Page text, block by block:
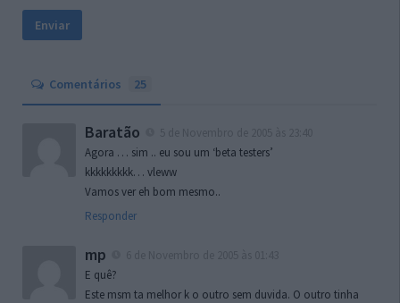
Comentários 25
Baratão
Agora … sim .. eu sou um ‘beta testers’
kkkkkkkkk… vleww
Vamos ver eh bom mesmo..
Responder
mp
E quê?
Este msm ta melhor k o outro sem duvida. O outro tinha